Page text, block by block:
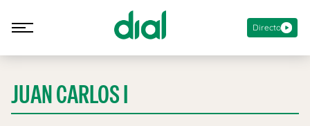
Directo
JUAN CARLOS I